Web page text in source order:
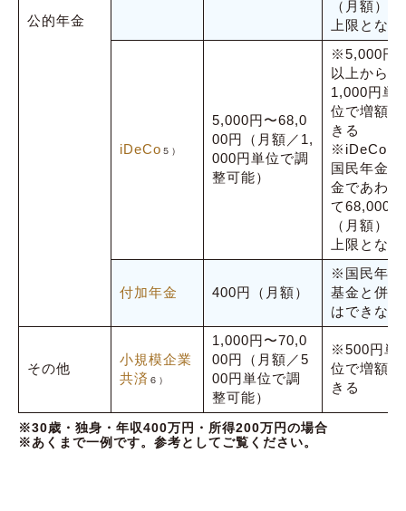
公的年金
（月額）が
上限となる
iDeCo ５）
5,000円〜68,0
00円（月額／1,
000円単位で調
整可能）
※5,000円
以上から、
1,000円単
位で増額で
きる
※iDeCoと
国民年金基
金であわせ
て68,000円
（月額）が
上限となる
付加年金 400円（月額）
※国民年金
基金と併用
はできない
その他
小規模企業
共済 ６）
1,000円〜70,0
00円（月額／5
00円単位で調
整可能）
※500円単
位で増額で
きる
※30歳・独身・年収400万円・所得200万円の場合
※あくまで一例です。参考としてご覧ください。